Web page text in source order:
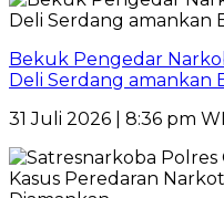
Bekuk Pengedar
Deli Serdang amankan
31 Juli 2026 | 8:36 pm